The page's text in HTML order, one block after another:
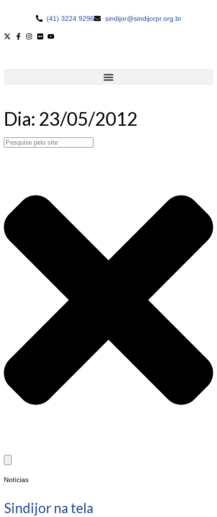
(41) 3224 9296 sindijor@sindijorpr.org.br
Dia: 23/05/2012
Notícias
Sindijor na tela